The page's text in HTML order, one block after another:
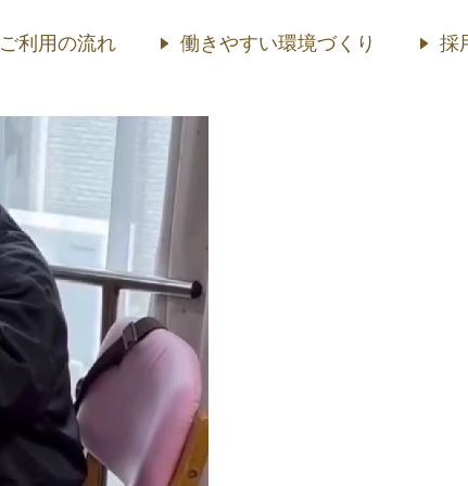
ご利用の流れ 働きやすい環境づくり 採